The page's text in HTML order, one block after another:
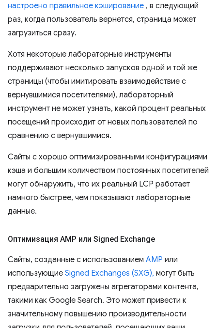
настроено правильное кэширование , в следующий
раз, когда пользователь вернется, страница может
загрузиться сразу.
Хотя некоторые лабораторные инструменты
поддерживают несколько запусков одной и той же
страницы (чтобы имитировать взаимодействие с
вернувшимися посетителями), лабораторный
инструмент не может узнать, какой процент реальных
посещений происходит от новых пользователей по
сравнению с вернувшимися.
Сайты с хорошо оптимизированными конфигурациями
кэша и большим количеством постоянных посетителей
могут обнаружить, что их реальный LCP работает
намного быстрее, чем показывают лабораторные
данные.
Оптимизация AMP или Signed Exchange
Сайты, созданные с использованием AMP или
использующие Signed Exchanges (SXG), могут быть
предварительно загружены агрегаторами контента,
такими как Google Search. Это может привести к
значительному повышению производительности